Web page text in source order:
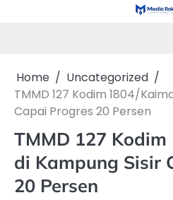
Home
Uncategorized
TMMD 127 Kodim 1804/
Capai Progres 20 Persen
TMMD 127
di Kampung Sisir
20 Persen